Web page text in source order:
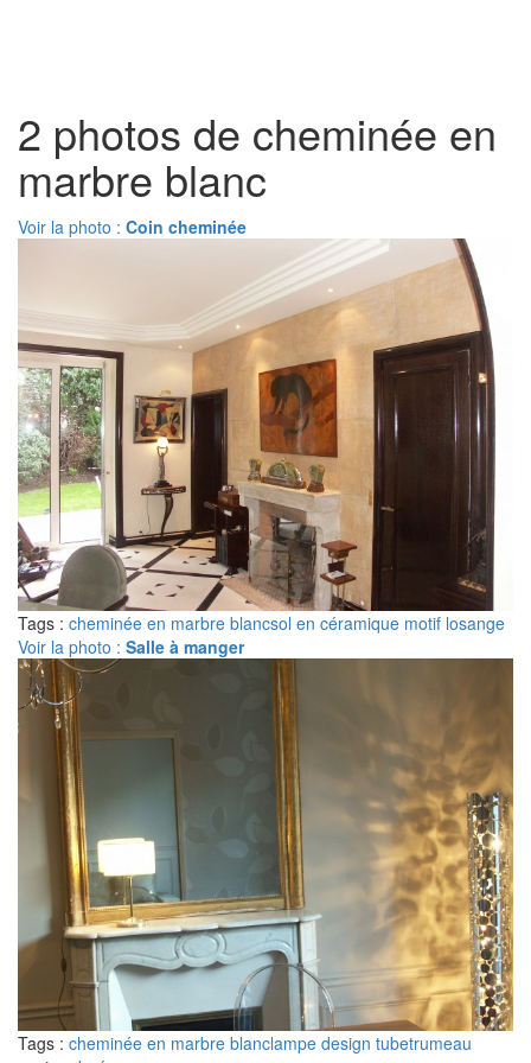
2 photos de cheminée en
marbre blanc
Voir la photo : Coin cheminée
Tags : cheminée en marbre blancsol en céramique motif losange
Voir la photo : Salle à manger
Tags : cheminée en marbre blanclampe design tubetrumeau